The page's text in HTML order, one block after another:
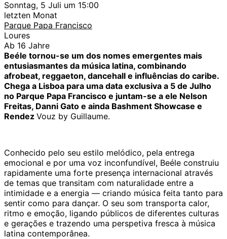
Sonntag, 5 Juli um 15:00
letzten Monat
Parque Papa Francisco
Loures
Ab 16 Jahre
Beéle tornou-se um dos nomes emergentes mais
entusiasmantes da música latina, combinando
afrobeat, reggaeton, dancehall e influências do caribe.
Chega a Lisboa para uma data exclusiva a 5 de Julho
no Parque Papa Francisco e juntam-se a ele Nelson
Freitas, Danni Gato e ainda Bashment Showcase e
Rendez Vouz by Guillaume.
Conhecido pelo seu estilo melódico, pela entrega
emocional e por uma voz inconfundível, Beéle construiu
rapidamente uma forte presença internacional através
de temas que transitam com naturalidade entre a
intimidade e a energia — criando música feita tanto para
sentir como para dançar. O seu som transporta calor,
ritmo e emoção, ligando públicos de diferentes culturas
e gerações e trazendo uma perspetiva fresca à música
latina contemporânea.